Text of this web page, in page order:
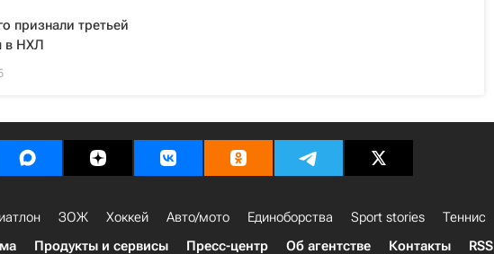
признали третьей
в НХЛ
ЗОЖ Хоккей Авто/мото Единоборства Sport stories Теннис
Продукты и сервисы Пресс-центр Об агентстве Контакты RSS